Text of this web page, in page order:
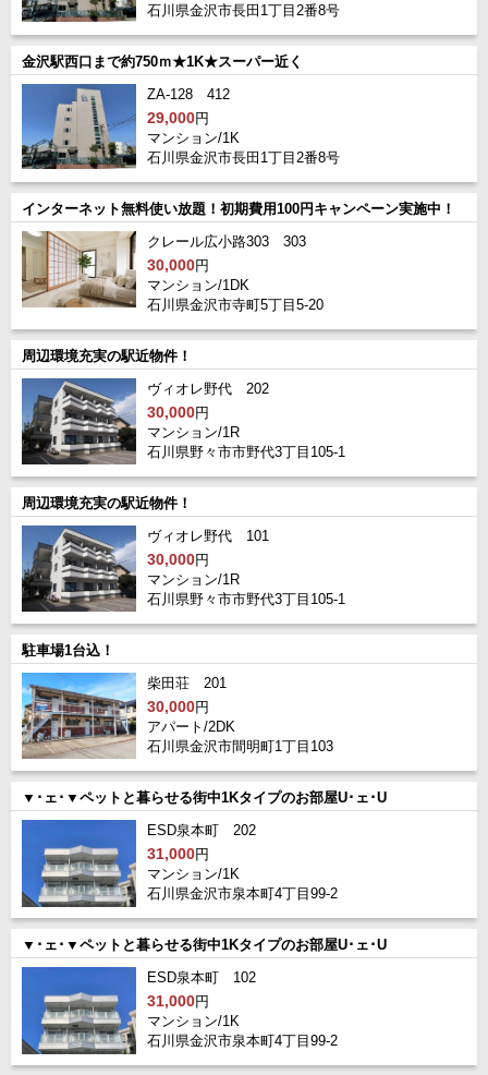
石川県金沢市長田1丁目2番8号
金沢駅西口まで約750ｍ★1K★スーパー近く
ZA-128 412
29,000円
マンション/1K
石川県金沢市長田1丁目2番8号
インターネット無料使い放題！初期費用100円キャンペーン実施中！
クレール広小路303 303
30,000円
マンション/1DK
石川県金沢市寺町5丁目5-20
周辺環境充実の駅近物件！
ヴィオレ野代 202
30,000円
マンション/1R
石川県野々市市野代3丁目105-1
周辺環境充実の駅近物件！
ヴィオレ野代 101
30,000円
マンション/1R
石川県野々市市野代3丁目105-1
駐車場1台込！
柴田荘 201
30,000円
アパート/2DK
石川県金沢市間明町1丁目103
▼･ェ･▼ペットと暮らせる街中1Kタイプのお部屋U･ェ･U
ESD泉本町 202
31,000円
マンション/1K
石川県金沢市泉本町4丁目99-2
▼･ェ･▼ペットと暮らせる街中1Kタイプのお部屋U･ェ･U
ESD泉本町 102
31,000円
マンション/1K
石川県金沢市泉本町4丁目99-2